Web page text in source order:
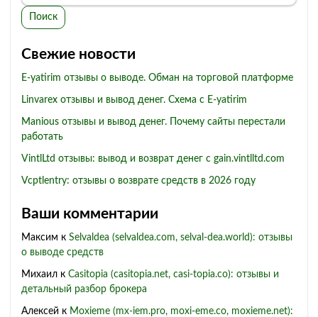
Поиск
Свежие новости
E-yatirim отзывы о выводе. Обман на торговой платформе
Linvarex отзывы и вывод денег. Схема с E-yatirim
Manious отзывы и вывод денег. Почему сайты перестали
работать
VintlLtd отзывы: вывод и возврат денег с gain.vintlltd.com
Vcptlentry: отзывы о возврате средств в 2026 году
Ваши комментарии
Максим к Selvaldea (selvaldea.com, selval-dea.world): отзывы
о выводе средств
Михаил к Casitopia (casitopia.net, casi-topia.co): отзывы и
детальный разбор брокера
Алексей к Moxieme (mx-iem.pro, moxi-eme.co, moxieme.net):